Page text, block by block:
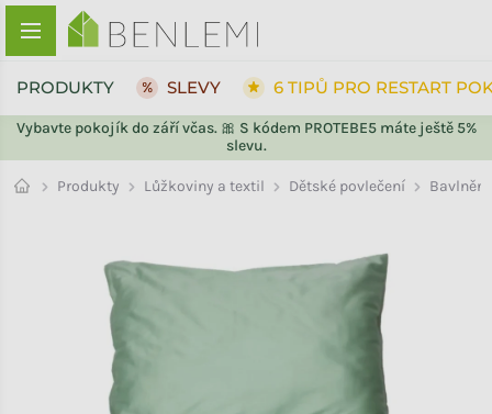
Přejít na obsah
Vybavte pokojík do září včas. 🎀 S kódem PROTEBE5 máte ještě 5%
slevu.
PRODUKTY SLEVY 6 TIPŮ PRO RESTART
Produkty Lůžkoviny a textil Dětské povlečení Bavlněné
ZPĚT DO OBCHODU
ZPĚT DO OBCHODU